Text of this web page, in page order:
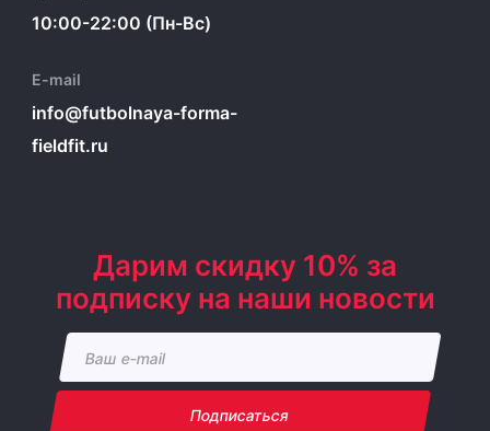
10:00-22:00 (Пн-Вс)
E-mail
info@futbolnaya-forma-
fieldfit.ru
Дарим скидку 10% за
подписку на наши новости
Подписаться